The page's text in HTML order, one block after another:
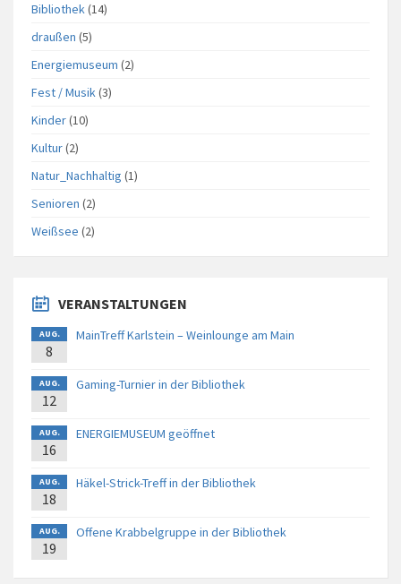
Bibliothek(14)
draußen (5)
Energiemuseum (2)
Fest / Musik(3)
Kinder(10)
Kultur(2)
Natur_Nachhaltig (1)
Senioren (2)
Weißsee (2)
VERANSTALTUNGEN
AUG.
8
MainTreff Karlstein – Weinlounge am Main
AUG.
12
Gaming-Turnier in der Bibliothek
AUG.
16
ENERGIEMUSEUM geöffnet
AUG.
18
Häkel-Strick-Treff in der Bibliothek
AUG.
19
Offene Krabbelgruppe in der Bibliothek